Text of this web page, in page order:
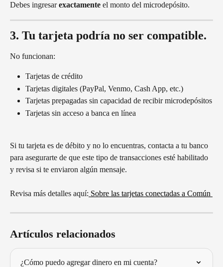
Debes ingresar exactamente el monto del microdepósito.
3. Tu tarjeta podría no ser compatible.
No funcionan:
Tarjetas de crédito
Tarjetas digitales (PayPal, Venmo, Cash App, etc.)
Tarjetas prepagadas sin capacidad de recibir microdepósitos
Tarjetas sin acceso a banca en línea
Si tu tarjeta es de débito y no lo encuentras, contacta a tu banco
para asegurarte de que este tipo de transacciones esté habilitado
y revisa si te enviaron algún mensaje.
Revisa más detalles aquí: Sobre las tarjetas conectadas a Común
Artículos relacionados
¿Cómo puedo agregar dinero en mi cuenta?